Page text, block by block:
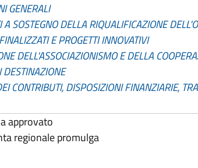
L.R. 28 dicembre 2023, n. 17
GENERALI
SOSTEGNO DELLA RIQUALIFICAZIONE
E PROGETTI INNOVATIVI
DELL'ASSOCIAZIONISMO E DELLA
CONTRIBUTI, DISPOSIZIONI FINANZIARIE,
approvato
regionale promulga